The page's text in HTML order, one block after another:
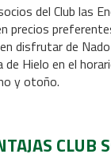
del Club las
precios
disfrutar de
de Hielo en el
y otoño.
CLUB